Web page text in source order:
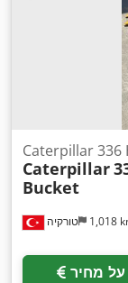
טורקיה 1,018
Caterpillar 336
Caterpillar
Bucket
על מחיר